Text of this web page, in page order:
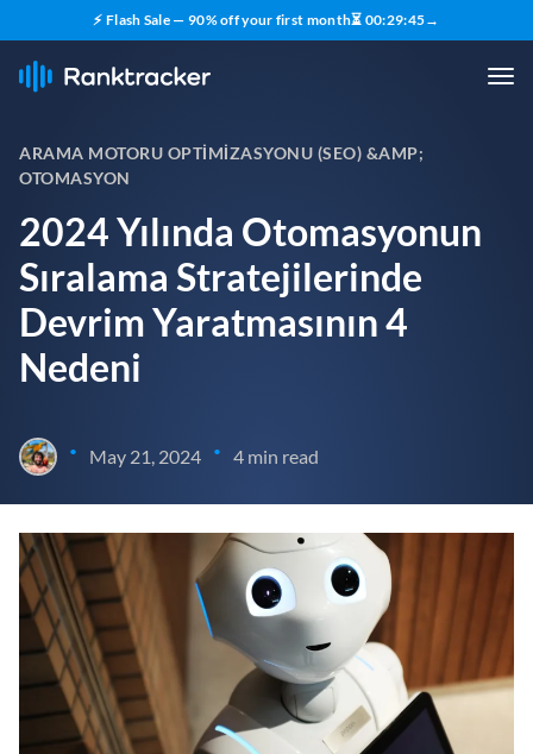
⚡ Flash Sale — 90% off your first month⏳ 00:29:43→
ARAMA MOTORU OPTIMIZASYONU (SEO) &AMP;
OTOMASYON
2024 Yılında Otomasyonun
Sıralama Stratejilerinde
Devrim Yaratmasının 4
Nedeni
• May 21, 2024 • 4 min read